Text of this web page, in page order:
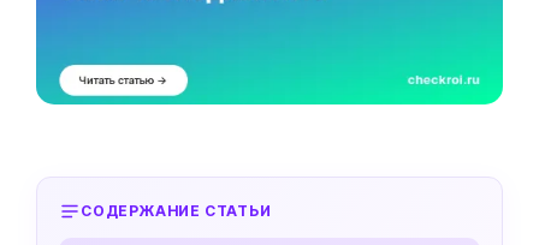
СОДЕРЖАНИЕ СТАТЬИ